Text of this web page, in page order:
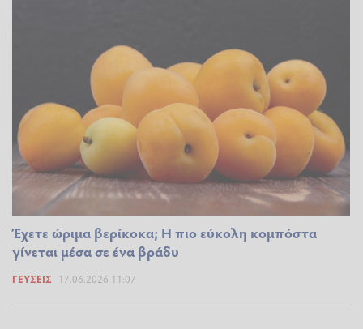
Έχετε ώριμα βερίκοκα; Η πιο εύκολη κομπόστα
γίνεται μέσα σε ένα βράδυ
ΓΕΎΣΕΙΣ 17.06.2026 11:07